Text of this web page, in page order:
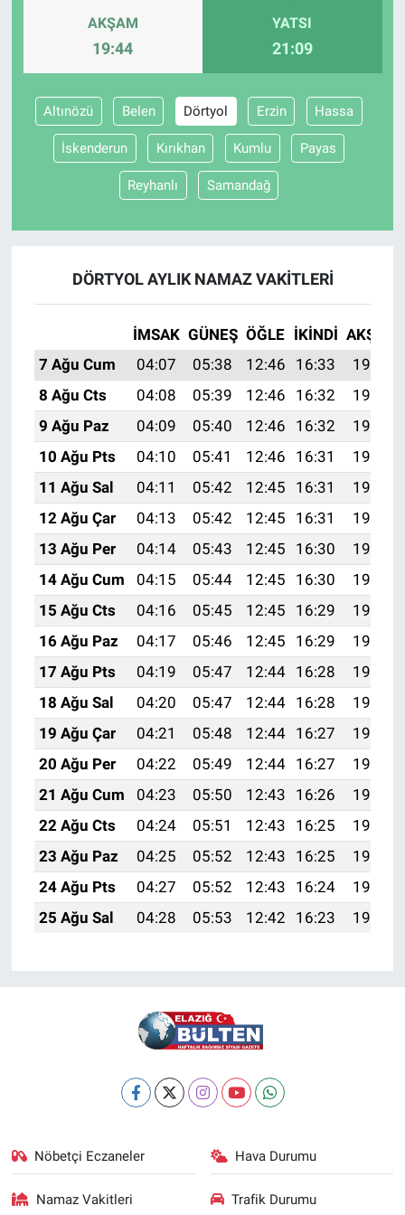
AKŞAM
19:44
YATSI
21:09
Altınözü Belen Dörtyol Erzin Hassa
İskenderun Kırıkhan Kumlu Payas
Reyhanlı Samandağ
DÖRTYOL AYLIK NAMAZ VAKITLERI
İMSAK GÜNEŞ ÖĞLE İKINDI AKŞAM
7 Ağu Cum
04:07 05:38 12:46 16:33
19:44
8 Ağu Cts
04:08 05:39 12:46 16:32
19:43
9 Ağu Paz
04:09 05:40 12:46 16:32
19:41
10 Ağu Pts
04:10 05:41 12:46 16:31
19:40
11 Ağu Sal
04:11 05:42 12:45 16:31
19:39
12 Ağu Çar
04:13 05:42 12:45 16:31
19:38
13 Ağu Per
04:14 05:43 12:45 16:30
19:37
14 Ağu Cum
04:15 05:44 12:45 16:30
19:36
15 Ağu Cts
04:16 05:45 12:45 16:29
19:35
16 Ağu Paz
04:17 05:46 12:45 16:29
19:33
17 Ağu Pts
04:19 05:47 12:44 16:28
19:32
18 Ağu Sal
04:20 05:47 12:44 16:28
19:31
19 Ağu Çar
04:21 05:48 12:44 16:27
19:30
20 Ağu Per
04:22 05:49 12:44 16:27
19:28
21 Ağu Cum
04:23 05:50 12:43 16:26
19:27
22 Ağu Cts
04:24 05:51 12:43 16:25
19:26
23 Ağu Paz
04:25 05:52 12:43 16:25
19:24
24 Ağu Pts
04:27 05:52 12:43 16:24
19:23
25 Ağu Sal
04:28 05:53 12:42 16:23 19:22
Nöbetçi Eczaneler Hava Durumu
Namaz Vakitleri Trafik Durumu